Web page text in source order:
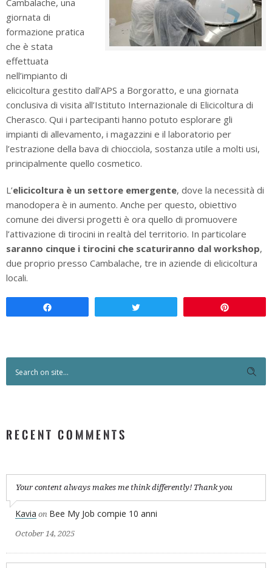
Cambalache, una
giornata di
formazione pratica
che è stata
effettuata
nell’impianto di
elicicoltura gestito dall’APS a Borgoratto, e una giornata
conclusiva di visita all’Istituto Internazionale di Elicicoltura di
Cherasco. Qui i partecipanti hanno potuto esplorare gli
impianti di allevamento, i magazzini e il laboratorio per
l’estrazione della bava di chiocciola, sostanza utile a molti usi,
principalmente quello cosmetico.
L’elicicoltura è un settore emergente, dove la necessità di
manodopera è in aumento. Anche per questo, obiettivo
comune dei diversi progetti è ora quello di promuovere
l’attivazione di tirocini in realtà del territorio. In particolare
saranno cinque i tirocini che scaturiranno dal workshop,
due proprio presso Cambalache, tre in aziende di elicicoltura
locali.
RECENT COMMENTS
Your content always makes me think differently! Thank you
Kavia on Bee My Job compie 10 anni
October 14, 2025